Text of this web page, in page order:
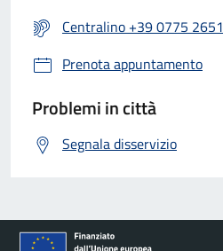
Centralino +39 0775 2651
Prenota appuntamento
Problemi in città
Segnala disservizio